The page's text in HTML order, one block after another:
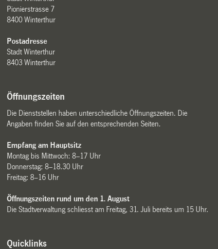
Pionierstrasse 7
8400 Winterthur
Postadresse
Stadt Winterthur
8403 Winterthur
Öffnungszeiten
Die Dienststellen haben unterschiedliche Öffnungszeiten. Die
Angaben finden Sie auf den entsprechenden Seiten.
Empfang am Hauptsitz
Montag bis Mittwoch: 8–17 Uhr
Donnerstag: 8–18.30 Uhr
Freitag: 8–16 Uhr
Öffnungszeiten rund um den 1. August
Die Stadtverwaltung schliesst am Freitag, 31. Juli bereits um 15 Uhr.
Quicklinks